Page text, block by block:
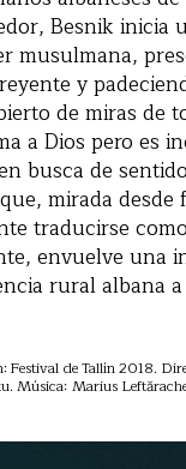
Besnik inicia
musulmana,
y
de miras de
a Dios pero es
busca de
mirada desde
traducirse como
envuelve una
rural albana
de Tallín 2018.
Música: Marius